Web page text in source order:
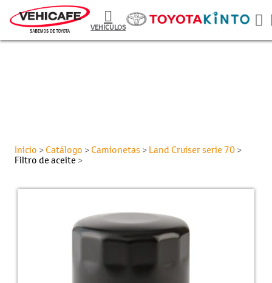
VEHÍCULOS
Inicio > Catálogo > Camionetas > Land Cruiser serie 70 >
Filtro de aceite >